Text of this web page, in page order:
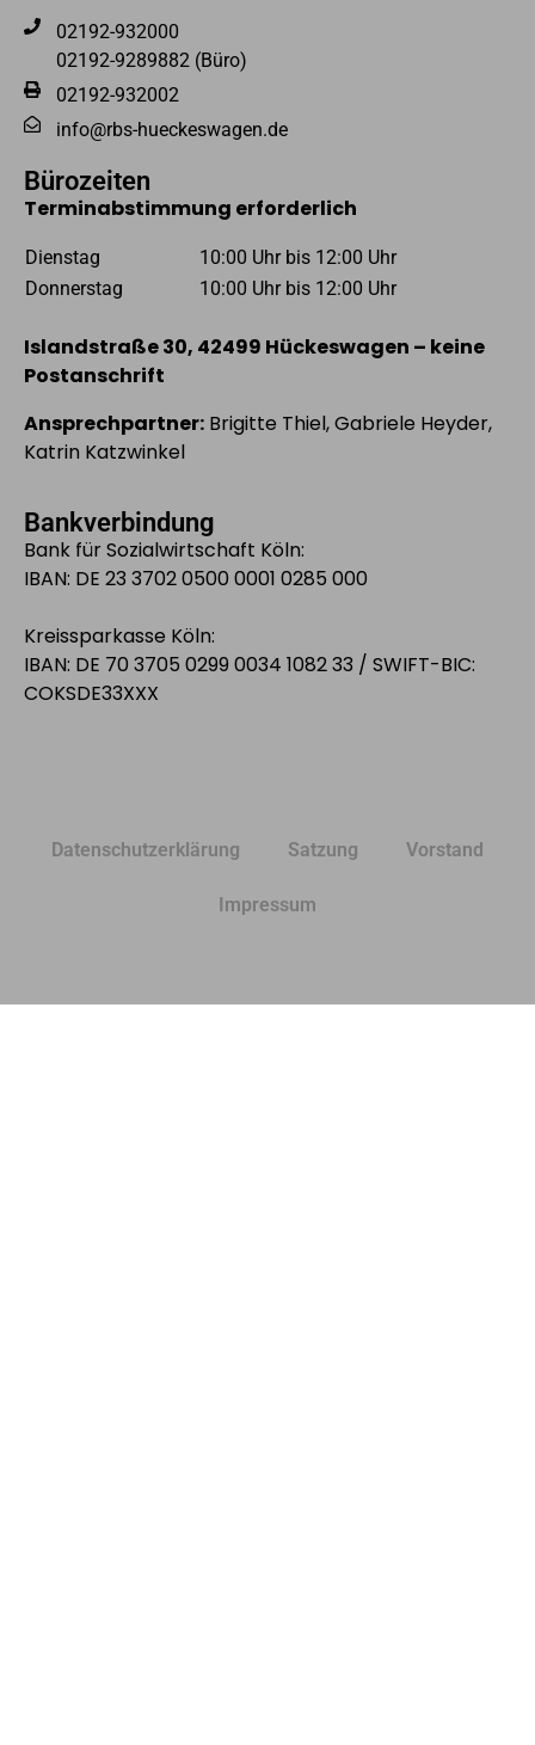
02192-932000
02192-9289882 (Büro)
02192-932002
info@rbs-hueckeswagen.de
Bürozeiten
Terminabstimmung erforderlich
Dienstag
10:00 Uhr bis 12:00 Uhr
Donnerstag
10:00 Uhr bis 12:00 Uhr
Islandstraße 30, 42499 Hückeswagen – keine
Postanschrift
Ansprechpartner: Brigitte Thiel, Gabriele Heyder,
Katrin Katzwinkel
Bankverbindung
Bank für Sozialwirtschaft Köln:
IBAN: DE 23 3702 0500 0001 0285 000
Kreissparkasse Köln:
IBAN: DE 70 3705 0299 0034 1082 33 / SWIFT-BIC:
COKSDE33XXX
Datenschutzerklärung Satzung Vorstand
Impressum